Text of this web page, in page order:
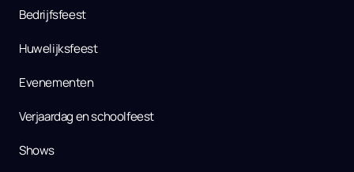
Bedrijfsfeest
Huwelijksfeest
Evenementen
Verjaardag en schoolfeest
Shows